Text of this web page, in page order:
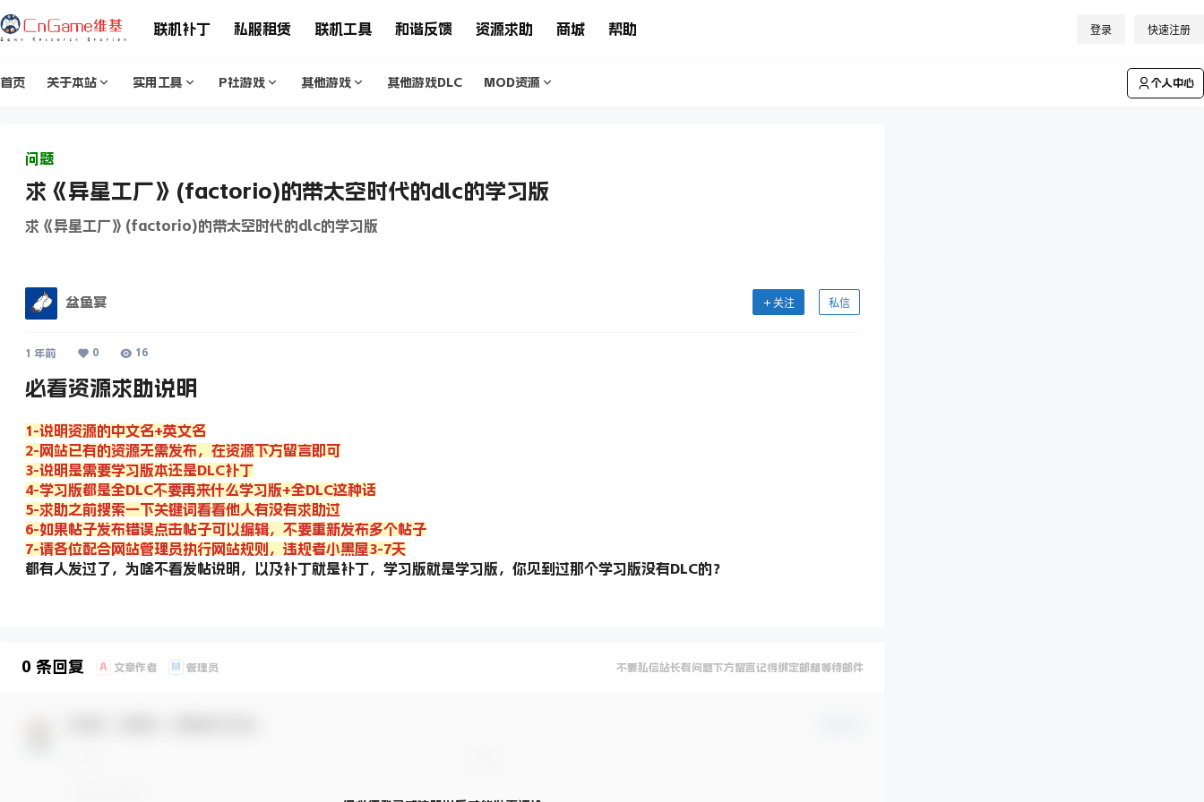
联机补丁 私服租赁 联机工具 和谐反馈 资源求助 商城 帮助 登录 快速注册
首页 关于本站 实用工具 P社游戏 其他游戏 其他游戏DLC MOD资源 个人中心
问题
求《异星工厂》(factorio)的带太空时代的dlc的学习版
求《异星工厂》(factorio)的带太空时代的dlc的学习版
盆鱼宴 关注 私信
1 年前 0 16
必看资源求助说明
1-说明资源的中文名+英文名
2-网站已有的资源无需发布，在资源下方留言即可
3-说明是需要学习版本还是DLC补丁
4-学习版都是全DLC不要再来什么学习版+全DLC这种话
5-求助之前搜索一下关键词看看他人有没有求助过
6-如果帖子发布错误点击帖子可以编辑，不要重新发布多个帖子
7-请各位配合网站管理员执行网站规则，违规者小黑屋3-7天
都有人发过了，为啥不看发帖说明，以及补丁就是补丁，学习版就是学习版，你见到过那个学习版没有DLC的？
0 条回复 A 文章作者 M 管理员 不要私信站长有问题下方留言记得绑定邮箱等待邮件